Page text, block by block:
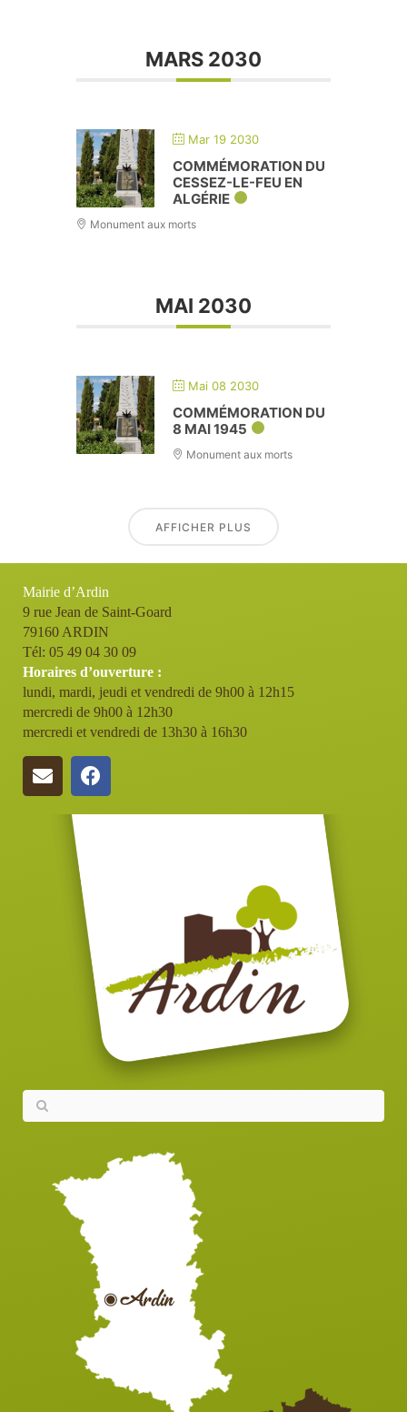
MARS 2030
Mar 19 2030
COMMÉMORATION DU
CESSEZ-LE-FEU EN
ALGÉRIE
Monument aux morts
MAI 2030
Mai 08 2030
COMMÉMORATION DU
8 MAI 1945
Monument aux morts
AFFICHER PLUS
Mairie d’Ardin
9 rue Jean de Saint-Goard
79160 ARDIN
Tél: 05 49 04 30 09
Horaires d’ouverture :
lundi, mardi, jeudi et vendredi de 9h00 à 12h15
mercredi de 9h00 à 12h30
mercredi et vendredi de 13h30 à 16h30